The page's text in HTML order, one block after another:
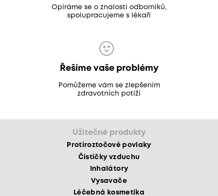
Opíráme se o znalosti odborníků,
spolupracujeme s lékaři
Řešíme vaše problémy
Pomůžeme vám se zlepšením
zdravotních potíží
Užitečné produkty
Protiroztočové povlaky
Čističky vzduchu
Inhalátory
Vysavače
Léčebná kosmetika